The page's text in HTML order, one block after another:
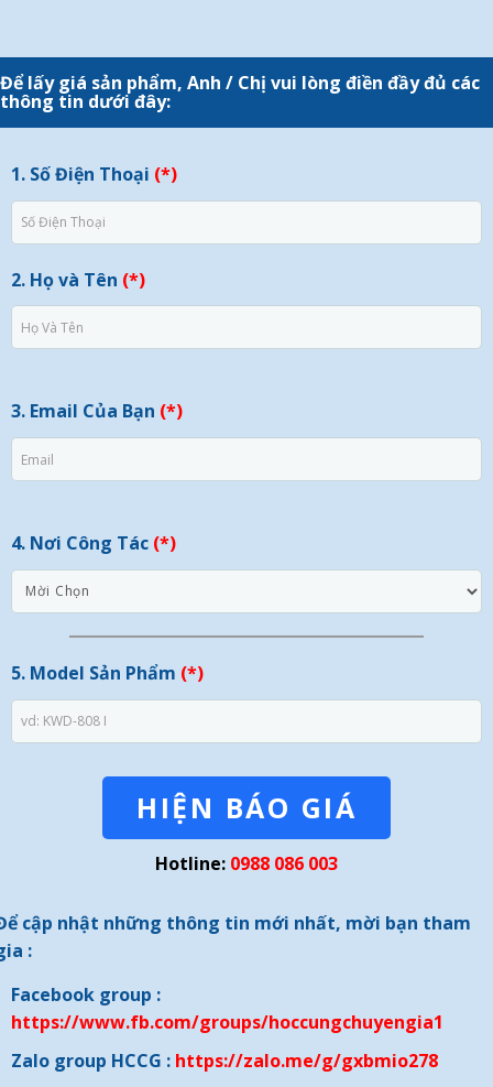
Để lấy giá sản phẩm, Anh / Chị vui lòng điền đầy đủ các
thông tin dưới đây:
1. Số Điện Thoại (*)
2. Họ và Tên (*)
3. Email Của Bạn (*)
4. Nơi Công Tác (*)
5. Model Sản Phẩm (*)
HIỆN BÁO GIÁ
Hotline: 0988 086 003
cập nhật những thông tin mới nhất, mời bạn tham
:
Facebook group :
https://www.fb.com/groups/hoccungchuyengia1
Zalo group HCCG : https://zalo.me/g/gxbmio278